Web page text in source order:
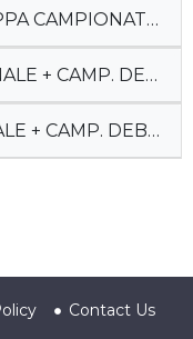
REGIONALE
DEBUTTANTI
DEBUTTANTI
Contact Us